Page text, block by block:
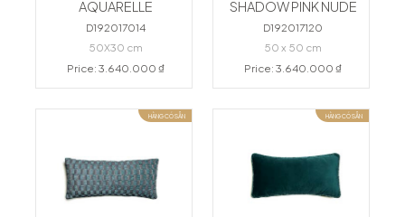
AQUARELLE
D192017014
50X30 cm
Price: 3.640.000 ₫
SHADOW PINK NUDE
D192017120
50 x 50 cm
Price: 3.640.000 ₫
HÀNG CÓ SẴN HÀNG CÓ SẴN